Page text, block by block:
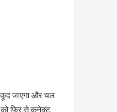
कूद जाएगा और चल
को फिर से कनेक्ट.